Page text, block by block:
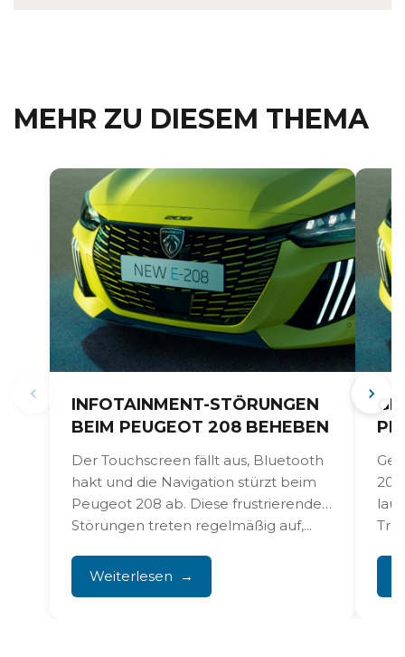
MEHR ZU DIESEM THEMA
INFOTAINMENT-STÖRUNGEN
BEIM PEUGEOT 208 BEHEBEN
Der Touchscreen fällt aus, Bluetooth
hakt und die Navigation stürzt beim
Peugeot 208 ab. Diese frustrierenden
Störungen treten regelmäßig auf,...
Weiterlesen